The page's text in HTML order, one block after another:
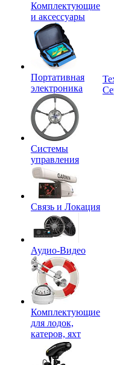
Комплектующие
и аксессуары
Портативная
электроника
Системы
управления
Связь и Локация
Аудио-Видео
Комплектующие
для лодок,
катеров, яхт